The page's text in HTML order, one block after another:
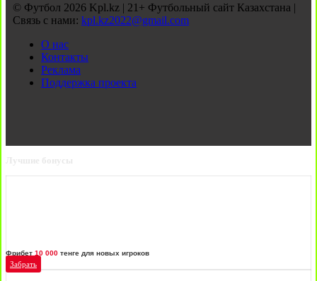
© Футбол 2026 Kpl.kz | 21+ Футбольный сайт Казахстана |
Связь с нами: kpl.kz2022@gmail.com
О нас
Контакты
Реклама
Поддержка проекта
Лучшие бонусы
Фрибет 10 000 тенге для новых игроков
Забрать